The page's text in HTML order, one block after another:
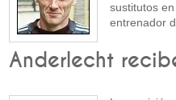
sustitutos
entrenador
Anderlecht